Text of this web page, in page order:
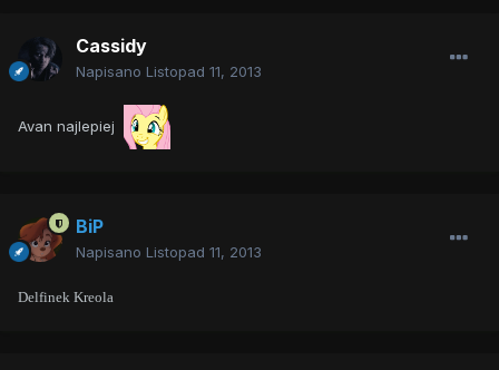
Cassidy
Napisano Listopad 11, 2013
Avan najlepiej
BiP
Napisano Listopad 11, 2013
Delfinek Kreola